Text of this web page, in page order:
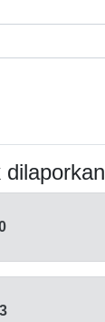
dilaporkan